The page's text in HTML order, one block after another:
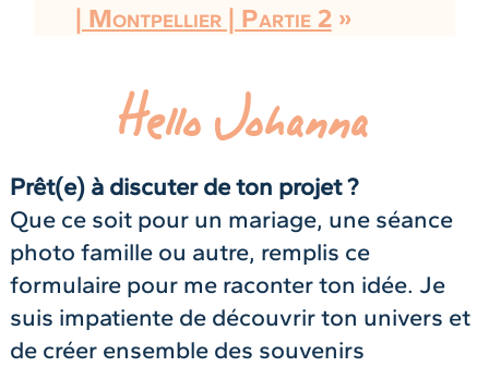
| Montpellier | Partie 2 »
Hello Johanna
Prêt(e) à discuter de ton projet ?
Que ce soit pour un mariage, une séance
photo famille ou autre, remplis ce
formulaire pour me raconter ton idée. Je
suis impatiente de découvrir ton univers et
de créer ensemble des souvenirs